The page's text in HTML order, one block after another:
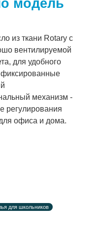
модель
из ткани Rotary с
вентилируемой
для удобного
механизм -
регулирования
офиса и дома.
для школьников